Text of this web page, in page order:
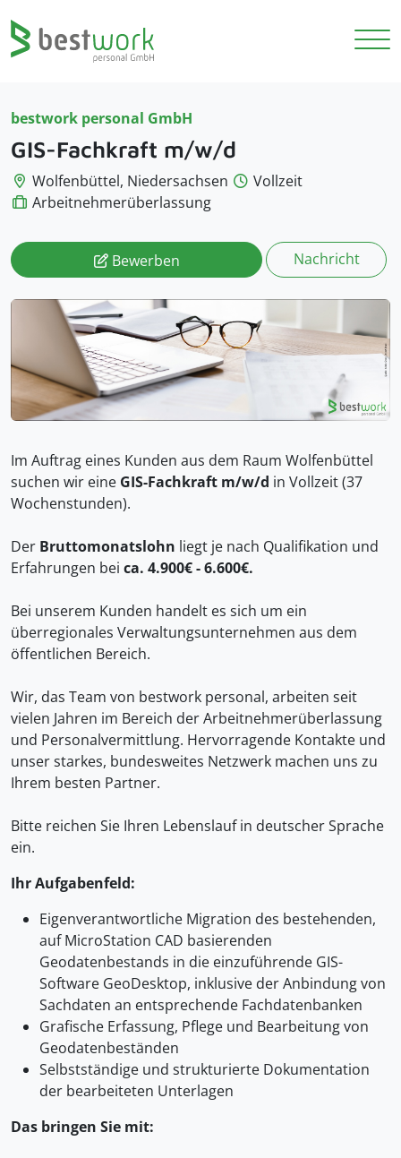
bestwork personal GmbH
GIS-Fachkraft m/w/d
Wolfenbüttel, Niedersachsen
Vollzeit
Arbeitnehmerüberlassung
Bewerben Nachricht
Im Auftrag eines Kunden aus dem Raum Wolfenbüttel
suchen wir eine GIS-Fachkraft m/w/d in Vollzeit (37
Wochenstunden).
Der Bruttomonatslohn liegt je nach Qualifikation und
Erfahrungen bei ca. 4.900€ - 6.600€.
Bei unserem Kunden handelt es sich um ein
überregionales Verwaltungsunternehmen aus dem
öffentlichen Bereich.
Wir, das Team von bestwork personal, arbeiten seit
vielen Jahren im Bereich der Arbeitnehmerüberlassung
und Personalvermittlung. Hervorragende Kontakte und
unser starkes, bundesweites Netzwerk machen uns zu
Ihrem besten Partner.
Bitte reichen Sie Ihren Lebenslauf in deutscher Sprache
ein.
Ihr Aufgabenfeld:
Eigenverantwortliche Migration des bestehenden,
auf MicroStation CAD basierenden
Geodatenbestands in die einzuführende GIS-
Software GeoDesktop, inklusive der Anbindung von
Sachdaten an entsprechende Fachdatenbanken
Grafische Erfassung, Pflege und Bearbeitung von
Geodatenbeständen
Selbstständige und strukturierte Dokumentation
der bearbeiteten Unterlagen
Das bringen Sie mit: